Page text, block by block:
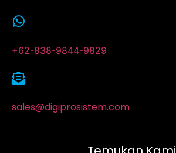
+62-838-9844-9829
sales@digiprosistem.com